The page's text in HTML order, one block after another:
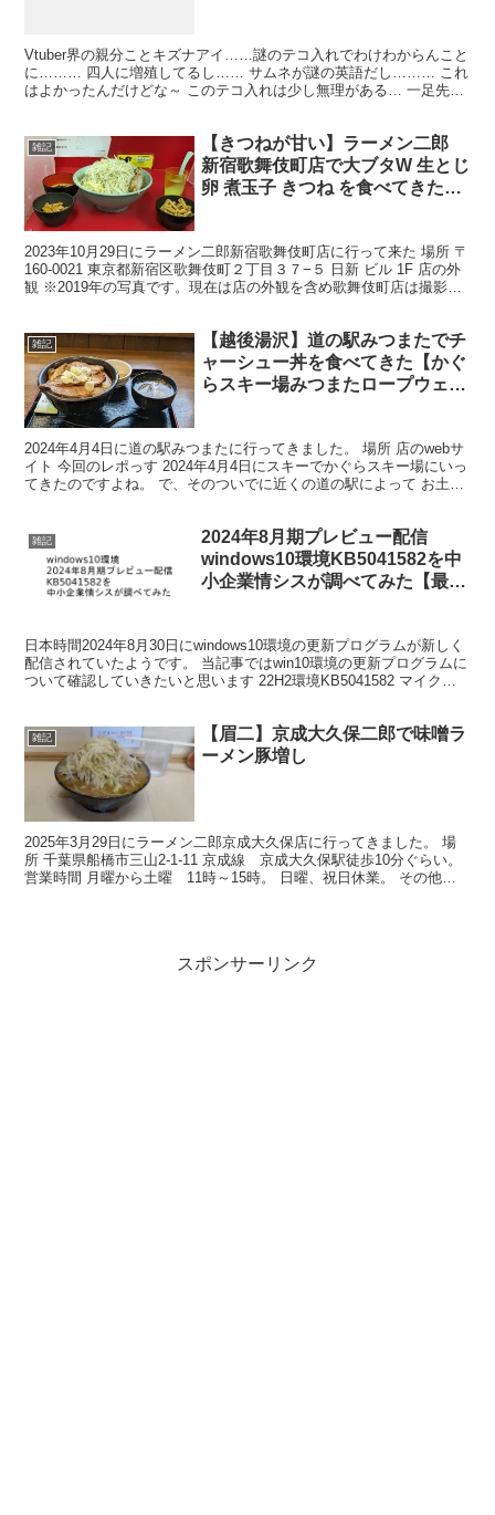
Vtuber界の親分ことキズナアイ……謎のテコ入れでわけわからんこと
に……… 四人に増殖してるし…… サムネが謎の英語だし……… これ
はよかったんだけどな～ このテコ入れは少し無理がある… 一足先に
雑記
【きつねが甘い】ラーメン二郎
新宿歌舞伎町店で大ブタW 生とじ
卵 煮玉子 きつね を食べてきた
2023年10月29日にラーメン二郎新宿歌舞伎町店に行って来た 場所 〒
160-0021 東京都新宿区歌舞伎町２丁目３７−５ 日新 ビル 1F 店の外
観 ※2019年の写真です。現在は店の外観を含め歌舞伎町店は撮影を
雑記
【越後湯沢】道の駅みつまたでチ
ャーシュー丼を食べてきた【かぐ
らスキー場みつまたロープウェイ
2024年4月4日に道の駅みつまたに行ってきました。 場所 店のwebサ
イト 今回のレポっす 2024年4月4日にスキーでかぐらスキー場にいっ
てきたのですよね。 で、そのついでに近くの道の駅によって お土産
雑記
2024年8月期プレビュー配信
windows10環境KB5041582を中
小企業情シスが調べてみた【最
気のせい？】
日本時間2024年8月30日にwindows10環境の更新プログラムが新しく
配信されていたようです。 当記事ではwin10環境の更新プログラムに
ついて確認していきたいと思います 22H2環境KB5041582 マイクロ
雑記
【眉二】京成大久保二郎で味噌ラ
ーメン豚増し
2025年3月29日にラーメン二郎京成大久保店に行ってきました。 場
所 千葉県船橋市三山2-1-11 京成線 京成大久保駅徒歩10分ぐらい。
営業時間 月曜から土曜 11時～15時。 日曜、祝日休業。 その他、
スポンサーリンク